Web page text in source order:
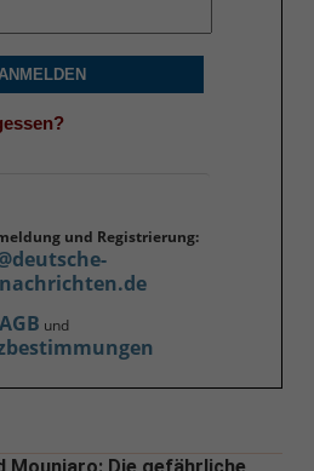
und Registrierung:
AGB und